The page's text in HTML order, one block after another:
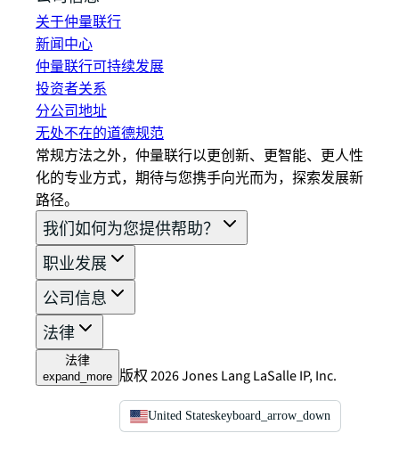
关于仲量联行
新闻中心
仲量联行可持续发展
投资者关系
分公司地址
无处不在的道德规范
常规方法之外，仲量联行以更创新、更智能、更人性
化的专业方式，期待与您携手向光而为，探索发展新
路径。
我们如何为您提供帮助？
职业发展
公司信息
法律
法律
expand_more 版权 2026 Jones Lang LaSalle IP, Inc.
United Stateskeyboard_arrow_down